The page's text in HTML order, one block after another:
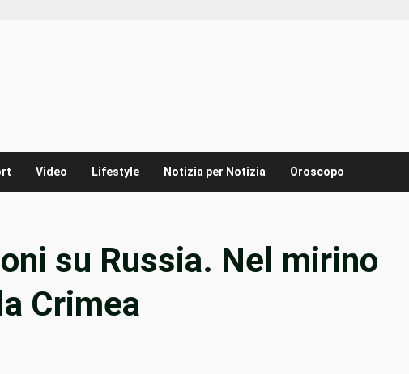
Video Lifestyle Notizia per Notizia Oroscopo
su Russia. Nel mirino
Crimea